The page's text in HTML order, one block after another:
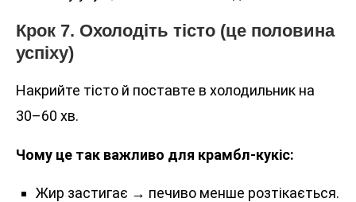
Крок 7. Охолодіть тісто (це половина
успіху)
Накрийте тісто й поставте в холодильник на
30–60 хв.
Чому це так важливо для крамбл-кукіс:
Жир застигає → печиво менше розтікається.